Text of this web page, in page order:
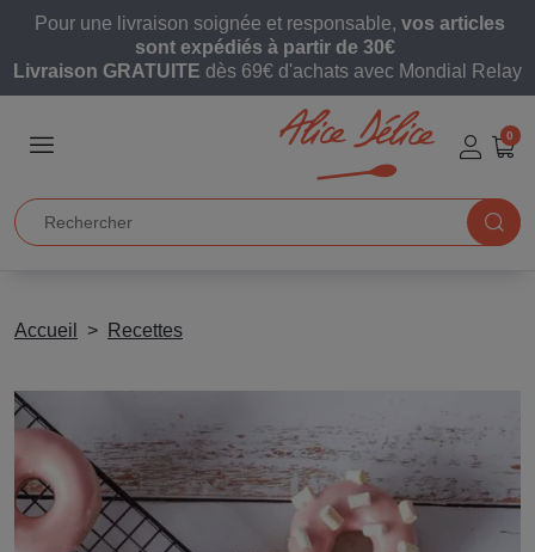
Pour une livraison soignée et responsable, vos articles
sont expédiés à partir de 30€
Livraison GRATUITE dès 69€ d'achats avec Mondial Relay
0
Accueil Recettes